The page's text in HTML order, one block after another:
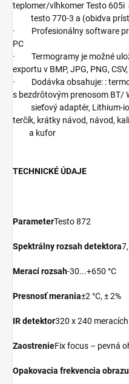
teplomer/vlhkomer Testo 605i
testo 770-3 a (obidva
· Profesionálny software
PC
· Termogramy je možné
exportu v BMP, JPG, PNG,
· Dodávka obsahuje: :
s bezdrôtovým prenosom BT/
sieťový adaptér, Lithium-
terčík, krátky návod, návod,
a kufor
TECHNICKÉ ÚDAJE
ParameterTesto 872
Spektrálny rozsah detektora
Merací rozsah-30...+650 °C
Presnosť merania±2 °C, ± 2%
IR detektor320 x 240
ZaostrenieFix focus – pevná
Opakovacia frekvencia obrazu